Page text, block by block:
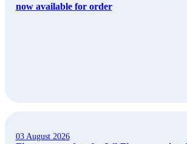
now available for order
03 August 2026